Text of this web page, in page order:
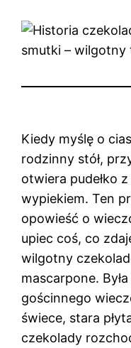
Kiedy myślę o
rodzinny stół,
otwiera pudełko
wypiekiem. Ten
opowieść o
upiec coś, co
wilgotny
mascarpone.
gościnnego
świece, stara
czekolady